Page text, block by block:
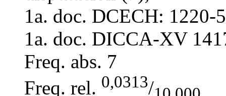
1a. doc. DCECH: 1220-
1a. doc. DICCA-XV
Freq. abs. 7
Freq. rel. 0,0313/